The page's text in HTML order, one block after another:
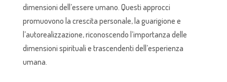
dimensioni dell’essere umano. Questi approcci
promuovono la crescita personale, la guarigione e
l’autorealizzazione, riconoscendo l’importanza delle
dimensioni spirituali e trascendenti dell’esperienza
umana.